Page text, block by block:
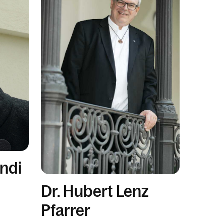
Dr. Hubert Lenz
Pfarrer